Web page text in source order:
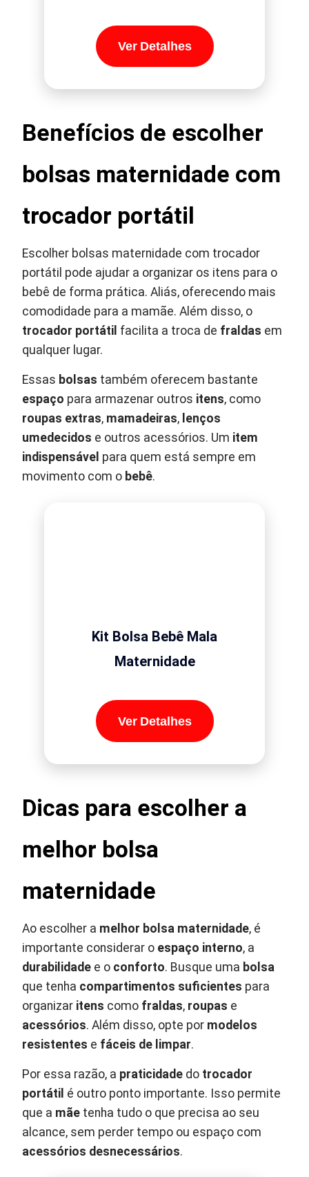
Ver Detalhes
Benefícios de escolher
bolsas maternidade com
trocador portátil
Escolher bolsas maternidade com trocador
portátil pode ajudar a organizar os itens para o
bebê de forma prática. Aliás, oferecendo mais
comodidade para a mamãe. Além disso, o
trocador portátil facilita a troca de fraldas em
qualquer lugar.
Essas bolsas também oferecem bastante
espaço para armazenar outros itens, como
roupas extras, mamadeiras, lenços
umedecidos e outros acessórios. Um item
indispensável para quem está sempre em
movimento com o bebê.
Kit Bolsa Bebê Mala
Maternidade
Ver Detalhes
Dicas para escolher a
melhor bolsa
maternidade
Ao escolher a melhor bolsa maternidade, é
importante considerar o espaço interno, a
durabilidade e o conforto. Busque uma bolsa
que tenha compartimentos suficientes para
organizar itens como fraldas, roupas e
acessórios. Além disso, opte por modelos
resistentes e fáceis de limpar.
Por essa razão, a praticidade do trocador
portátil é outro ponto importante. Isso permite
que a mãe tenha tudo o que precisa ao seu
alcance, sem perder tempo ou espaço com
acessórios desnecessários.